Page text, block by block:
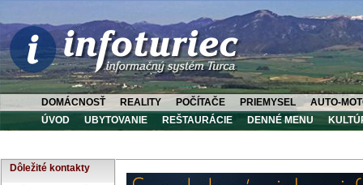
DOMÁCNOSŤ REALITY POČÍTAČE PRIEMYSEL
AUTO-
ÚVOD
UBYTOVANIE REŠTAURÁCIE DENNÉ MENU
Dôležité kontakty